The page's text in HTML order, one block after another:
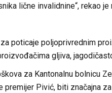
lične invalidnine“, rekao
poticaje poljoprivrednim
gljiva,
za Kantonalnu bolnicu
premijer Pivić, biti značajna